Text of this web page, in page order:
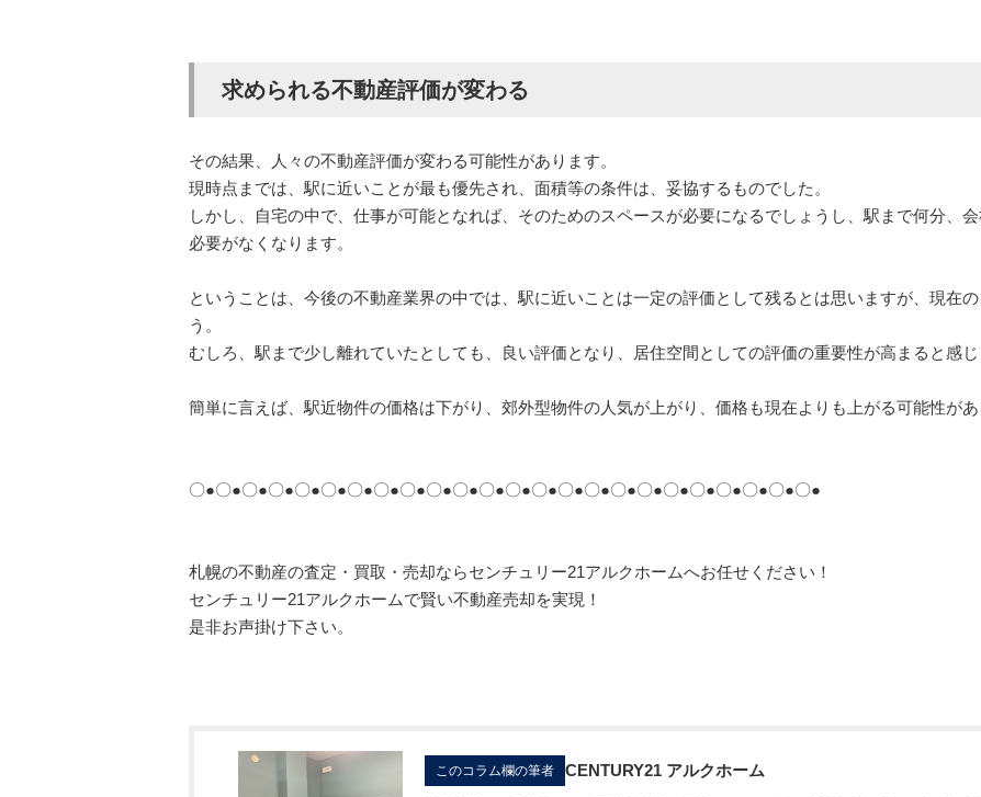
求められる不動産評価が変わる
その結果、人々の不動産評価が変わる可能性があります。
現時点までは、駅に近いことが最も優先され、面積等の条件は、妥協するものでした。
しかし、自宅の中で、仕事が可能となれば、そのためのスペースが必要になるでしょうし、駅まで何分、
必要がなくなります。
ということは、今後の不動産業界の中では、駅に近いことは一定の評価として残るとは思いますが、現在
う。
むしろ、駅まで少し離れていたとしても、良い評価となり、居住空間としての評価の重要性が高まると感じ
簡単に言えば、駅近物件の価格は下がり、郊外型物件の人気が上がり、価格も現在よりも上がる可能性があ
〇●〇●〇●〇●〇●〇●〇●〇●〇●〇●〇●〇●〇●〇●〇●〇●〇●〇●〇●〇●〇●〇●〇●〇●
札幌の不動産の査定・買取・売却ならセンチュリー21アルクホームへお任せください！
センチュリー21アルクホームで賢い不動産売却を実現！
是非お声掛け下さい。
このコラム欄の筆者 CENTURY21 アルクホーム